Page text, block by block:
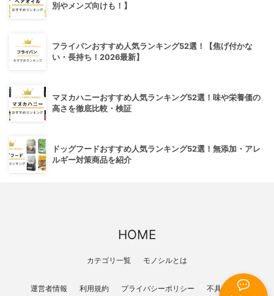
別やメンズ向けも！】
フライパンおすすめ人気ランキング52選！【焦げ付かな
い・長持ち！2026最新】
マヌカハニーおすすめ人気ランキング52選！味や栄養価の
高さを徹底比較・検証
ドッグフードおすすめ人気ランキング52選！無添加・アレ
ルギー対策商品を紹介
HOME
カテゴリ一覧 モノシルとは
運営者情報 利用規約 プライバシーポリシー 不具合報告